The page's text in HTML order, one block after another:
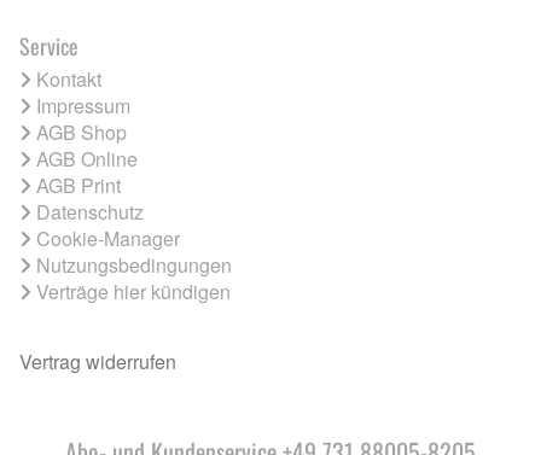
Service
Kontakt
Impressum
AGB Shop
AGB Online
AGB Print
Datenschutz
Cookie-Manager
Nutzungsbedingungen
Verträge hier kündigen
Vertrag widerrufen